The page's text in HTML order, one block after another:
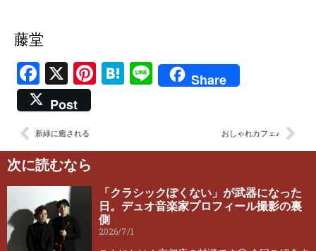
藤堂
Facebook
X Pinterest
Hatena
LineShare
Post
新緑に癒される おしゃれカフェ♪
次に読むなら
「クラシックぽくない」が武器になった
日。デュオ音楽家プロフィール撮影の裏
側
2026/7/1